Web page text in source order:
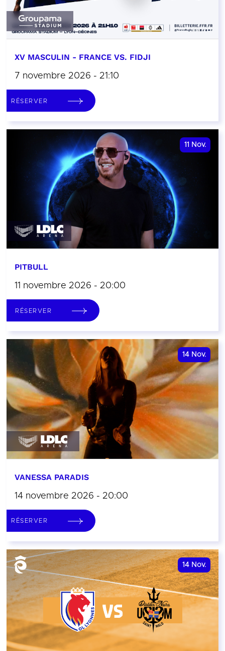
XV MASCULIN - FRANCE VS. FIDJI
7 novembre 2026 - 21:10
RÉSERVER
11 Nov.
PITBULL
11 novembre 2026 - 20:00
RÉSERVER
14 Nov.
VANESSA PARADIS
14 novembre 2026 - 20:00
RÉSERVER
14 Nov.